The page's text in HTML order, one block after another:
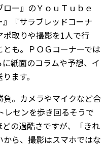
ー』のＹｏｕＴｕｂｅ
『サラブレッドコーナ
取りや撮影を1人で行
も。ＰＯＧコーナーでは
紙面のコラムや予想、イ
ます。
。カメラやマイクなど合
レセンを歩き回るそうで
の過酷さですが、「きれ
ら、撮影はスマホではな